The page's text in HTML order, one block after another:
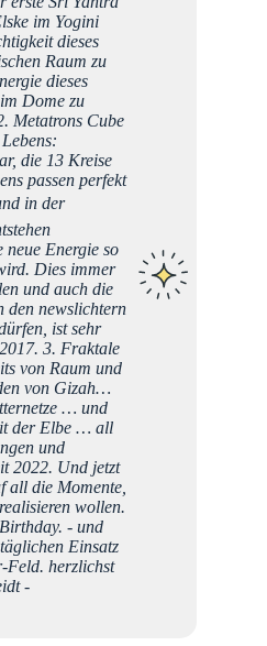
im Yogini
dieses
Raum zu
dieses
Dome zu
Metatrons Cube
die 13 Kreise
passen perfekt
in der
Energie so
Dies immer
und auch die
den newslichtern
ist sehr
3. Fraktale
von Raum und
von Gizah…
… und
der Elbe … all
und
2022. Und jetzt
all die Momente,
wollen.
- und
Einsatz
Feld. herzlichst
-